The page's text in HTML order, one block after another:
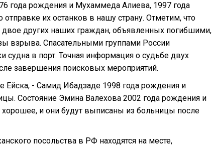
года рождения и Мухаммеда Алиева, 1997 года
их останков в нашу страну. Отметим, что
двое других наших граждан, объявленных погибшими,
взрыва. Спасательными группами России
судна в порт. Точная информация о судьбе двух
завершения поисковых мероприятий.
- Самид Ибадзаде 1998 года рождения и
Состояние Эмина Валехова 2002 года рождения и
и они будут выписаны из больницы после
посольства в РФ находятся на месте,